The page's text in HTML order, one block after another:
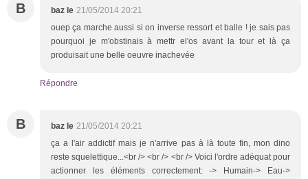
B baz le 21/05/2014 20:21
ouep ça marche aussi si on inverse ressort et balle ! je sais pas
pourquoi je m'obstinais à mettr el'os avant la tour et là ça
produisait une belle oeuvre inachevée
Répondre
B baz le 21/05/2014 20:21
ça a l'air addictif mais je n'arrive pas à là toute fin, mon dino
reste squelettique...<br /> <br /> <br /> Voici l'ordre adéquat pour
actionner les éléments correctement: -> Humain-> Eau->